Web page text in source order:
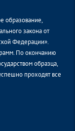
образование,
закона от
Федерации».
По окончанию
образца,
проходят все